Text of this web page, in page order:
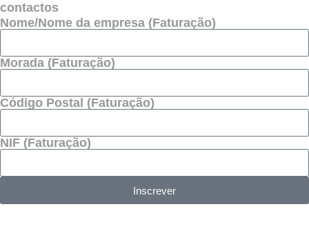
contactos
Nome/Nome da empresa (Faturação)
Morada (Faturação)
Código Postal (Faturação)
NIF (Faturação)
Inscrever